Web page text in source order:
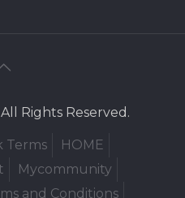
Rights Reserved.
Terms
HOME
Mycommunity
and Conditions